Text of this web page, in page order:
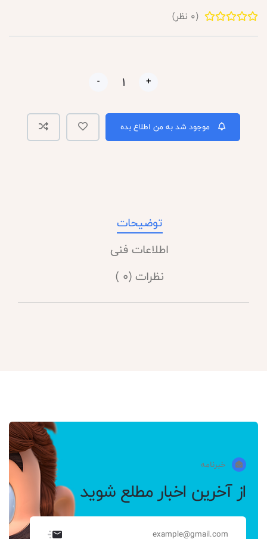
(
0 نظر)
- +
موجود شد به من اطلاع بده
توضیحات
اطلاعات فنی
نظرات (0 )
خبرنامه
از آخرین اخبار مطلع شوید